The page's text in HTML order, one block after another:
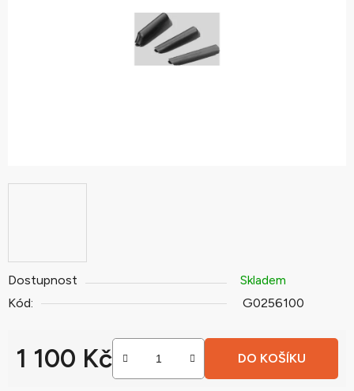
Dostupnost
Skladem
Kód:
G0256100
1 100 Kč DO KOŠÍKU